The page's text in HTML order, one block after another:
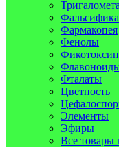
Фармакопея
Фенолы
Фталаты
Цветность
Элементы
Эфиры
Все товары